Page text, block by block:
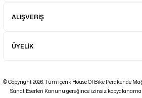
ALIŞVERİŞ
ÜYELİK
© Copyright 2026. Tüm içerik House Of Bike Perakende
Sanat Eserleri Kanunu gereğince izinsiz